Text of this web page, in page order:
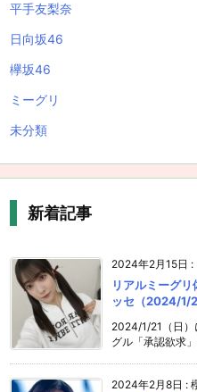
平手友梨奈
日向坂46
欅坂46
ミーグリ
未分類
新着記事
2024年2月15日 :
リアルミーグ
ッセ（2024/1/
2024/1/21（日）
グル「承認欲求
2024年2月8日 :